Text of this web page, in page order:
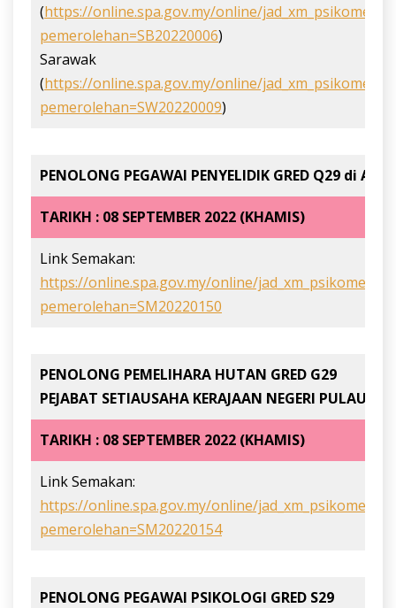
(https://online.spa.gov.my/online/
pemerolehan=SB20220006)
Sarawak
(https://online.spa.gov.my/online/
pemerolehan=SW20220009)
PENOLONG PEGAWAI PENYELIDIK GRED Q29 di
TARIKH : 08 SEPTEMBER 2022 (KHAMIS)
Link Semakan:
https://online.spa.gov.my/online/
pemerolehan=SM20220150
PENOLONG PEMELIHARA HUTAN GRED G29
PEJABAT SETIAUSAHA KERAJAAN NEGERI PULAU
TARIKH : 08 SEPTEMBER 2022 (KHAMIS)
Link Semakan:
https://online.spa.gov.my/online/
pemerolehan=SM20220154
PENOLONG PEGAWAI PSIKOLOGI GRED S29